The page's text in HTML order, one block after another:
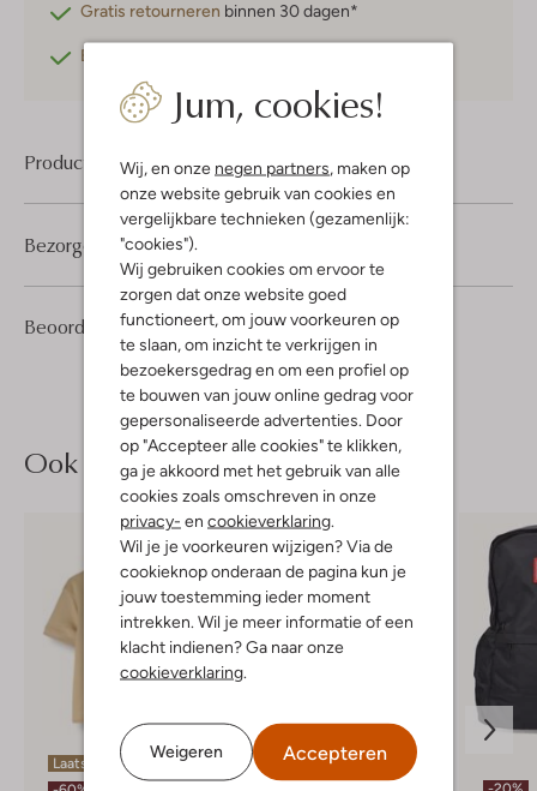
Jum, cookies!
Wij, en onze negen partners , maken op
onze website gebruik van cookies en
vergelijkbare technieken (gezamenlijk:
"cookies").
Wij gebruiken cookies om ervoor te
zorgen dat onze website goed
functioneert, om jouw voorkeuren op
te slaan, om inzicht te verkrijgen in
bezoekersgedrag en om een profiel op
te bouwen van jouw online gedrag voor
gepersonaliseerde advertenties. Door
op "Accepteer alle cookies" te klikken,
ga je akkoord met het gebruik van alle
cookies zoals omschreven in onze
privacy- en cookieverklaring
Wil je je voorkeuren wijzigen? Via de
cookieknop onderaan de pagina kun je
jouw toestemming ieder moment
intrekken. Wil je meer informatie of een
klacht indienen? Ga naar onze
cookieverklaring
Weigeren Accepteren
Gratis retourneren binnen 30 dagen*
Betaal achteraf
Product informatie
Beoordelingen (1) 5/5
1
5
Sterren
Bezorgen & retourneren
Ook iets voor jou?
Laatste item
Laatste item